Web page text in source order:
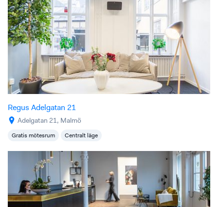
Regus Adelgatan 21
Adelgatan 21, Malmö
Gratis mötesrum Centralt läge